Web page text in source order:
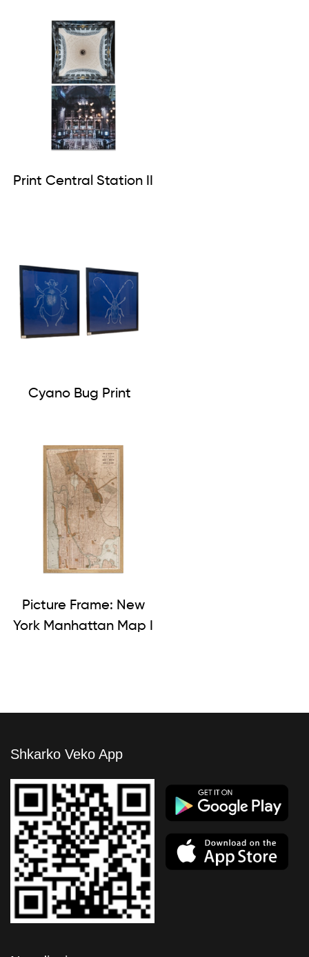
Print Central Station II
Cyano Bug Print
Picture Frame: New
York Manhattan Map I
Shkarko Veko App